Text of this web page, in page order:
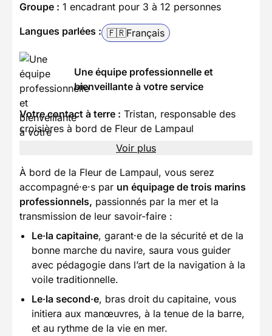
Groupe : 1 encadrant pour 3 à 12 personnes
Langues parlées : 🇫🇷Français
Une équipe professionnelle et
bienveillante à votre service
Votre contact à terre : Tristan, responsable des
croisières à bord de Fleur de Lampaul
Voir plus
À bord de la Fleur de Lampaul, vous serez
accompagné·e·s par un équipage de trois marins
professionnels, passionnés par la mer et la
transmission de leur savoir-faire :
Le·la capitaine, garant·e de la sécurité et de la
bonne marche du navire, saura vous guider
avec pédagogie dans l’art de la navigation à la
voile traditionnelle.
Le·la second·e, bras droit du capitaine, vous
initiera aux manœuvres, à la tenue de la barre,
et au rythme de la vie en mer.